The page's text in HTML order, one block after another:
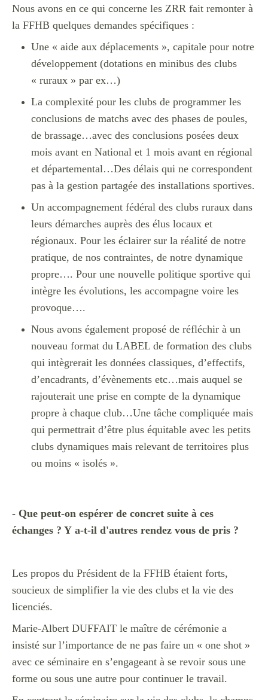
Nous avons en ce qui concerne les ZRR fait remonter à
la FFHB quelques demandes spécifiques :
Une « aide aux déplacements », capitale pour notre
développement (dotations en minibus des clubs
« ruraux » par ex…)
La complexité pour les clubs de programmer les
conclusions de matchs avec des phases de poules,
de brassage…avec des conclusions posées deux
mois avant en National et 1 mois avant en régional
et départemental…Des délais qui ne correspondent
pas à la gestion partagée des installations sportives.
Un accompagnement fédéral des clubs ruraux dans
leurs démarches auprès des élus locaux et
régionaux. Pour les éclairer sur la réalité de notre
pratique, de nos contraintes, de notre dynamique
propre…. Pour une nouvelle politique sportive qui
intègre les évolutions, les accompagne voire les
provoque….
Nous avons également proposé de réfléchir à un
nouveau format du LABEL de formation des clubs
qui intègrerait les données classiques, d’effectifs,
d’encadrants, d’évènements etc…mais auquel se
rajouterait une prise en compte de la dynamique
propre à chaque club…Une tâche compliquée mais
qui permettrait d’être plus équitable avec les petits
clubs dynamiques mais relevant de territoires plus
ou moins « isolés ».
- Que peut-on espérer de concret suite à ces
échanges ? Y a-t-il d'autres rendez vous de pris ?
Les propos du Président de la FFHB étaient forts,
soucieux de simplifier la vie des clubs et la vie des
licenciés.
Marie-Albert DUFFAIT le maître de cérémonie a
insisté sur l’importance de ne pas faire un « one shot »
avec ce séminaire en s’engageant à se revoir sous une
forme ou sous une autre pour continuer le travail.